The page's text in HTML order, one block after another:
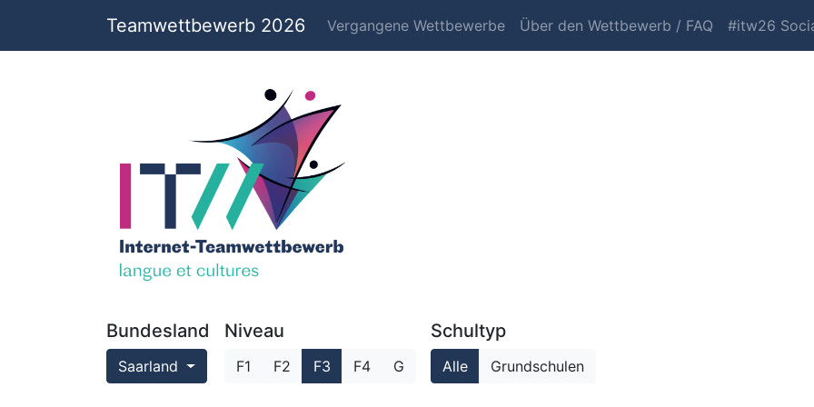
Teamwettbewerb 2026 Vergangene Wettbewerbe Über den Wettbewerb / FAQ #itw26
Bundesland
Saarland
Niveau
F1 F2 F3 F4 G
Schultyp
Alle Grundschulen